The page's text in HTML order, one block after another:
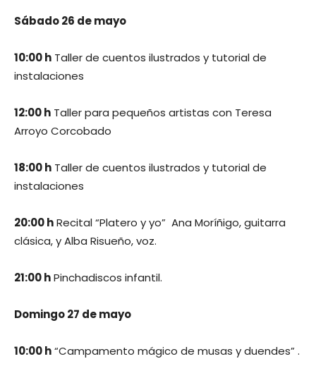
Sábado 26 de mayo
10:00 h Taller de cuentos ilustrados y tutorial de
instalaciones
12:00 h Taller para pequeños artistas con Teresa
Arroyo Corcobado
18:00 h Taller de cuentos ilustrados y tutorial de
instalaciones
20:00 hRecital “Platero y yo” Ana Moríñigo, guitarra
clásica, y Alba Risueño, voz.
21:00 hPinchadiscos infantil.
Domingo 27 de mayo
10:00 h“Campamento mágico de musas y duendes” .